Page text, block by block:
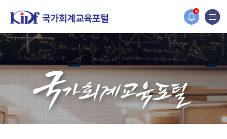
N
홈페이지가 새롭게 개편되었습니다.
한국조세재정연구원홈페이지가 새롭게 개설되었습니다.